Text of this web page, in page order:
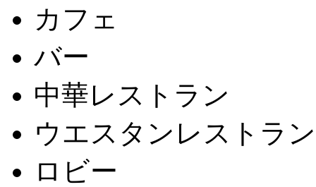
カフェ
バー
中華レストラン
ウエスタンレストラン
ロビー